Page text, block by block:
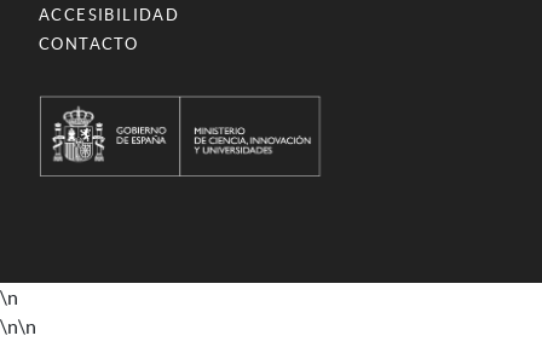
ACCESIBILIDAD
CONTACTO
\n
\n\n